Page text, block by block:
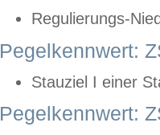
Regulierungs-
Pegelkennwert:
Stauziel I einer
Pegelkennwert: